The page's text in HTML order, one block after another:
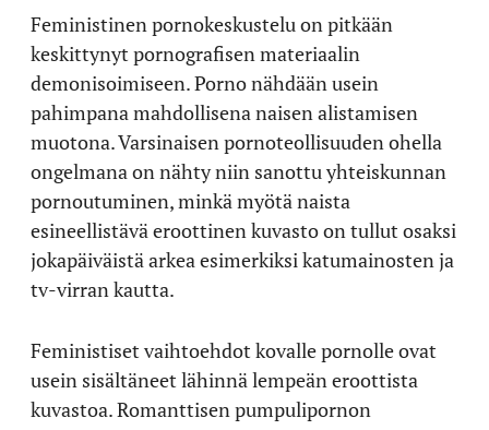
Feministinen pornokeskustelu on pitkään
keskittynyt pornografisen materiaalin
demonisoimiseen. Porno nähdään usein
pahimpana mahdollisena naisen alistamisen
muotona. Varsinaisen pornoteollisuuden ohella
ongelmana on nähty niin sanottu yhteiskunnan
pornoutuminen, minkä myötä naista
esineellistävä eroottinen kuvasto on tullut osaksi
jokapäiväistä arkea esimerkiksi katumainosten ja
tv-virran kautta.
Feministiset vaihtoehdot kovalle pornolle ovat
usein sisältäneet lähinnä lempeän eroottista
kuvastoa. Romanttisen pumpulipornon